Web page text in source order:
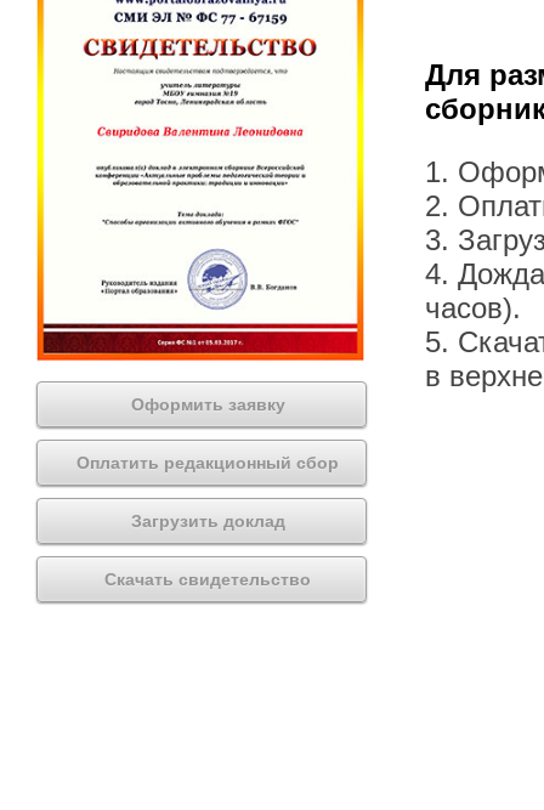
Оформить заявку
Оплатить редакционный сбор
Загрузить доклад
Скачать свидетельство
Для
1.
2.
3.
4.
часов).
5.
в